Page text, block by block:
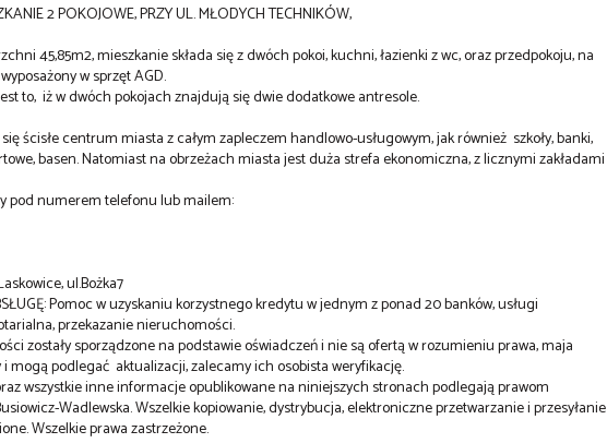
2 POKOJOWE, PRZY UL. MŁODYCH TECHNIKÓW,
45,85m2, mieszkanie składa się z dwóch pokoi, kuchni, łazienki z wc, oraz przedpokoju, na
w sprzęt AGD.
to, iż w dwóch pokojach znajdują się dwie dodatkowe antresole.
ścisłe centrum miasta z całym zapleczem handlowo-usługowym, jak również szkoły, banki,
basen. Natomiast na obrzeżach miasta jest duża strefa ekonomiczna, z licznymi zakładami
pod numerem telefonu lub mailem:
ul.Bożka7
Pomoc w uzyskaniu korzystnego kredytu w jednym z ponad 20 banków, usługi
przekazanie nieruchomości.
zostały sporządzone na podstawie oświadczeń i nie są ofertą w rozumieniu prawa, maja
mogą podlegać aktualizacji, zalecamy ich osobista weryfikację.
wszystkie inne informacje opublikowane na niniejszych stronach podlegają prawom
Wadlewska. Wszelkie kopiowanie, dystrybucja, elektroniczne przetwarzanie i przesyłanie
Wszelkie prawa zastrzeżone.